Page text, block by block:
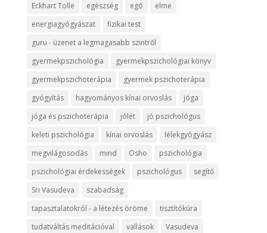
Eckhart Tolle
egészség egó
elme
energiagyógyászat
fizikai test
guru - üzenet a legmagasabb szintről
gyermekpszichológia
gyermekpszichológiai könyv
gyermekpszichoterápia
gyermek pszichoterápia
gyógyítás
hagyományos kínai orvoslás
jóga
jóga és pszichoterápia
jólét
jó pszichológus
keleti pszichológia
kínai orvoslás
lélekgyógyász
megvilágosodás
mind Osho
pszichológia
pszichológiai érdekességek
pszichológus
segítő
Sri Vasudeva
szabadság
tapasztalatokról - a létezés öröme
tisztítókúra
tudatváltás meditációval
vallások
Vasudeva